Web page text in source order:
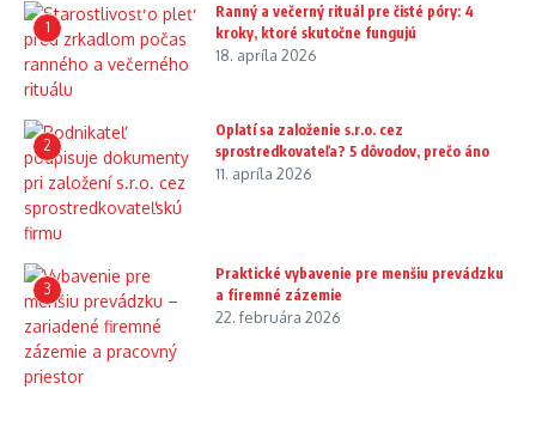
1
Ranný a večerný rituál pre čisté póry: 4
kroky, ktoré skutočne fungujú
18. apríla 2026
2
Oplatí sa založenie s.r.o. cez
sprostredkovateľa? 5 dôvodov, prečo áno
11. apríla 2026
3
Praktické vybavenie pre menšiu prevádzku
a firemné zázemie
22. februára 2026